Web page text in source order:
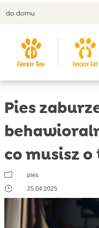
🤝
Pies
co musisz
m pies
} 25.04.2025